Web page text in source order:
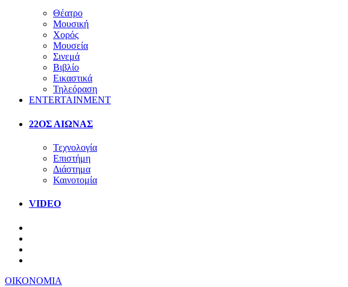
Θέατρο
Μουσική
Χορός
Μουσεία
Σινεμά
Βιβλίο
Εικαστικά
Τηλεόραση
ENTERTAINMENT
22ΟΣ ΑΙΩΝΑΣ
Τεχνολογία
Επιστήμη
Διάστημα
Καινοτομία
VIDEO
ΟΙΚΟΝΟΜΙΑ